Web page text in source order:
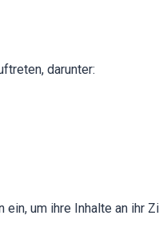
darunter:
um ihre Inhalte an ihr